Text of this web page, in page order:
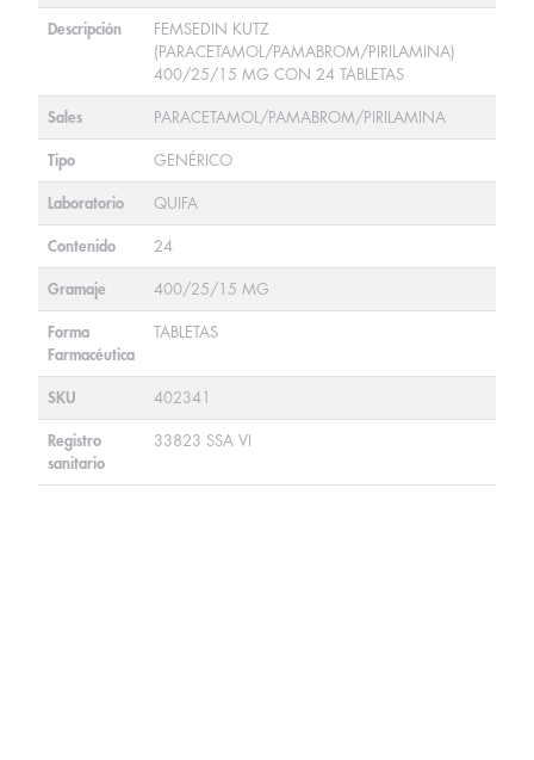
Descripción
FEMSEDIN KUTZ
(PARACETAMOL/PAMABROM/PIRILAMINA)
400/25/15 MG CON 24 TABLETAS
Sales PARACETAMOL/PAMABROM/PIRILAMINA
Tipo GENÉRICO
Laboratorio QUIFA
Contenido 24
Gramaje 400/25/15 MG
Forma
Farmacéutica
TABLETAS
SKU 402341
Registro
sanitario
33823 SSA VI